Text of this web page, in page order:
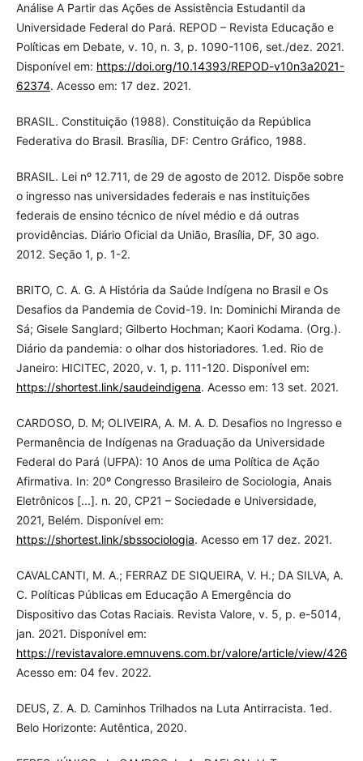
Análise A Partir das Ações de Assistência Estudantil da
Universidade Federal do Pará. REPOD – Revista Educação e
Políticas em Debate, v. 10, n. 3, p. 1090-1106, set./dez. 2021.
Disponível em: https://doi.org/10.14393/REPOD-v10n3a2021-
62374. Acesso em: 17 dez. 2021.
BRASIL. Constituição (1988). Constituição da República
Federativa do Brasil. Brasília, DF: Centro Gráfico, 1988.
BRASIL. Lei nº 12.711, de 29 de agosto de 2012. Dispõe sobre
o ingresso nas universidades federais e nas instituições
federais de ensino técnico de nível médio e dá outras
providências. Diário Oficial da União, Brasília, DF, 30 ago.
2012. Seção 1, p. 1-2.
BRITO, C. A. G. A História da Saúde Indígena no Brasil e Os
Desafios da Pandemia de Covid-19. In: Dominichi Miranda de
Sá; Gisele Sanglard; Gilberto Hochman; Kaori Kodama. (Org.).
Diário da pandemia: o olhar dos historiadores. 1.ed. Rio de
Janeiro: HICITEC, 2020, v. 1, p. 111-120. Disponível em:
https://shortest.link/saudeindigena. Acesso em: 13 set. 2021.
CARDOSO, D. M; OLIVEIRA, A. M. A. D. Desafios no Ingresso e
Permanência de Indígenas na Graduação da Universidade
Federal do Pará (UFPA): 10 Anos de uma Política de Ação
Afirmativa. In: 20º Congresso Brasileiro de Sociologia, Anais
Eletrônicos [...]. n. 20, CP21 – Sociedade e Universidade,
2021, Belém. Disponível em:
https://shortest.link/sbssociologia. Acesso em 17 dez. 2021.
CAVALCANTI, M. A.; FERRAZ DE SIQUEIRA, V. H.; DA SILVA, A.
C. Políticas Públicas em Educação A Emergência do
Dispositivo das Cotas Raciais. Revista Valore, v. 5, p. e-5014,
jan. 2021. Disponível em:
https://revistavalore.emnuvens.com.br/valore/article/view/426
Acesso em: 04 fev. 2022.
DEUS, Z. A. D. Caminhos Trilhados na Luta Antirracista. 1ed.
Belo Horizonte: Autêntica, 2020.